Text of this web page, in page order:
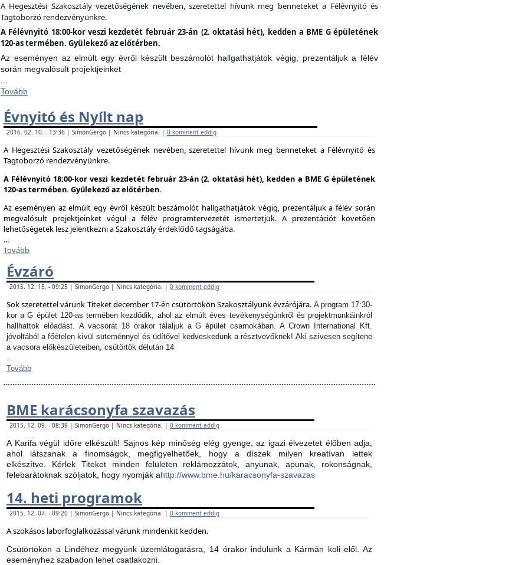
A Hegesztési Szakosztály vezetőségének nevében, szeretettel hívunk meg benneteket a Félévnyitó és
Tagtoborzó rendezvényünkre.
A Félévnyitó 18:00-kor veszi kezdetét február 23-án (2. oktatási hét), kedden a BME G épületének
120-as termében. Gyülekező az előtérben.
Az eseményen az elmúlt egy évről készült beszámolót hallgathatjátok végig, prezentáljuk a félév
során megvalósult projektjeinket
Tovább
Évnyitó és Nyílt nap
2016. 02. 10. - 13:36 | SimonGergo | Nincs kategória. | 0 komment eddig
A Hegesztési Szakosztály vezetőségének nevében, szeretettel hívunk meg benneteket a Félévnyitó és
Tagtoborzó rendezvényünkre.
A Félévnyitó 18:00-kor veszi kezdetét február 23-án (2. oktatási hét), kedden a BME G épületének
120-as termében. Gyülekező az előtérben.
Az eseményen az elmúlt egy évről készült beszámolót hallgathatjátok végig, prezentáljuk a félév során
megvalósult projektjeinket végül a félév programtervezetét ismertetjük.A prezentációt követően
lehetőségetek lesz jelentkezni a Szakosztály érdeklődő tagságába.
...
Tovább
Évzáró
2015. 12. 15. - 09:25 | SimonGergo | Nincs kategória. | 0 komment eddig
Sok szeretettel várunk Titeket december 17-én csütörtökön Szakosztályunk évzárójára. A program 17:30-
kor a G épület 120-as termében kezdődik, ahol az elmúlt éves tevékenységünkről és projektmunkáinkról
hallhattok előadást. A vacsorát 18 órakor tálaljuk a G épület csarnokában. A Crown International Kft.
jóvoltából a főételen kívül süteménnyel és üdítővel kedveskedünk a résztvevőknek! Aki szívesen segítene
a vacsora előkészületeiben, csütörtök délután 14
...
Tovább
BME karácsonyfa szavazás
2015. 12. 09. - 08:39 | SimonGergo | Nincs kategória. | 0 komment eddig
A Karifa végül időre elkészült! Sajnos kép minőség elég gyenge, az igazi élvezetet élőben adja,
ahol látszanak a finomságok, megfigyelhetőek, hogy a díszek milyen kreatívan lettek
elkészítve. Kérlek Titeket minden felületen reklámozzátok, anyunak, apunak, rokonságnak,
felebarátoknak szóljatok, hogy nyomják ahttp://www.bme.hu/karacsonyfa-szavazas
14. heti programok
2015. 12. 07. - 09:20 | SimonGergo | Nincs kategória. | 0 komment eddig
A szokásos laborfoglalkozással várunk mindenkit kedden.
Csütörtökön a Lindéhez megyünk üzemlátogatásra, 14 órakor indulunk a Kármán koli elől. Az
eseményhez szabadon lehet csatlakozni.